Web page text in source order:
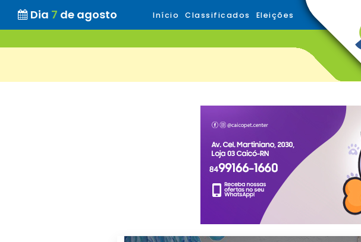
Dia 7 de agosto Início Classificados Eleições